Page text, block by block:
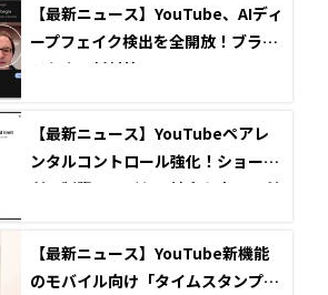
【最新ニュース】YouTube、AIディ
ープフェイク検出を全開放！ブラン
ドを守る新対策
【最新ニュース】YouTubeペアレ
ンタルコントロール強化！ショート
利用制限で子どもの健全なネット利
【最新ニュース】YouTube新機能
のモバイル向け「タイムスタンプ共